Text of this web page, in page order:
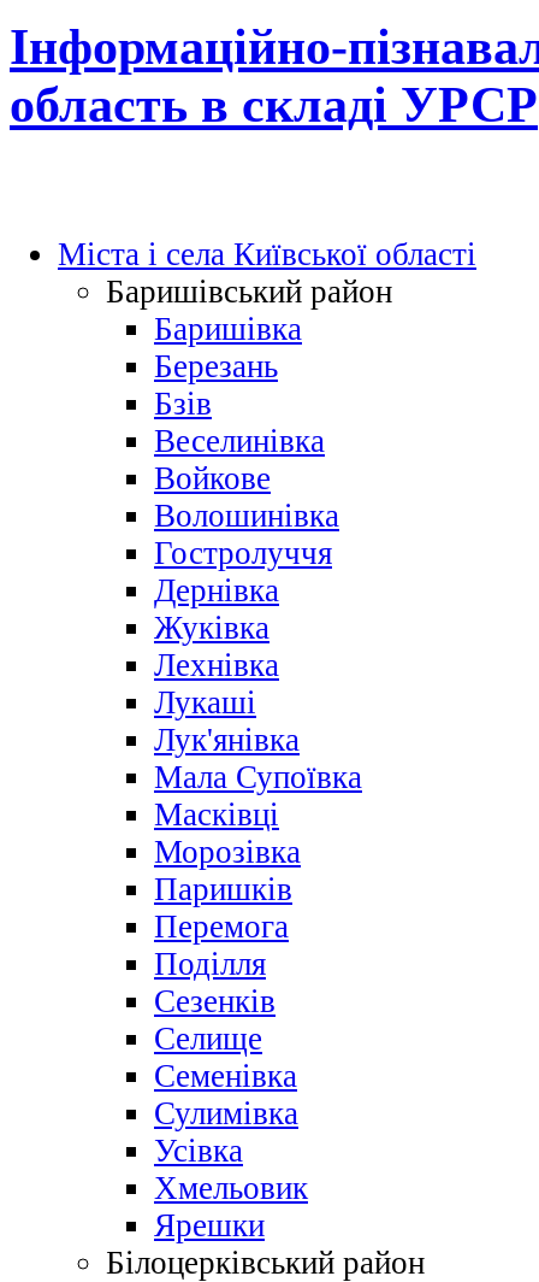
Інформаційно-
область в складі УРСР
Міста і села Київської області
Баришівський район
Баришівка
Березань
Бзів
Веселинівка
Войкове
Волошинівка
Гостролуччя
Дернівка
Жуківка
Лехнівка
Лукаші
Лук'янівка
Мала Супоївка
Масківці
Морозівка
Паришків
Перемога
Поділля
Сезенків
Селище
Семенівка
Сулимівка
Усівка
Хмельовик
Ярешки
Білоцерківський район